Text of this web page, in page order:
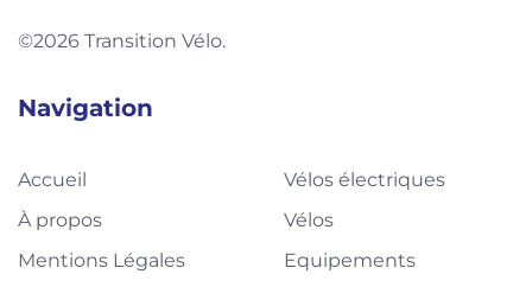
©2026 Transition Vélo.
Navigation
Accueil
À propos
Mentions Légales
Vélos électriques
Vélos
Equipements